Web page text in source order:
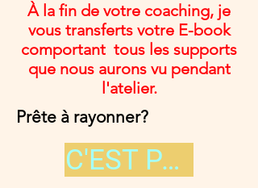
À la fin de votre coaching, je
vous transferts votre E-book
comportant tous les supports
que nous aurons vu pendant
l'atelier.
Prête à rayonner?
C'EST PARTI !